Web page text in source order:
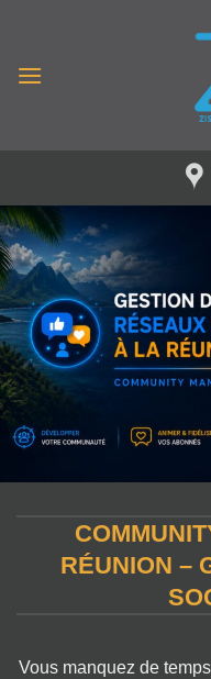
contenu
RÉUNION –
Vous manquez de